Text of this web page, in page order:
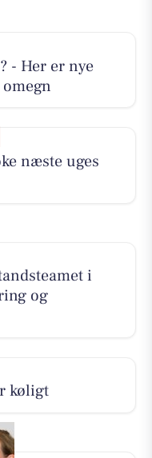
- Her er nye
næste uges
i
og
køligt